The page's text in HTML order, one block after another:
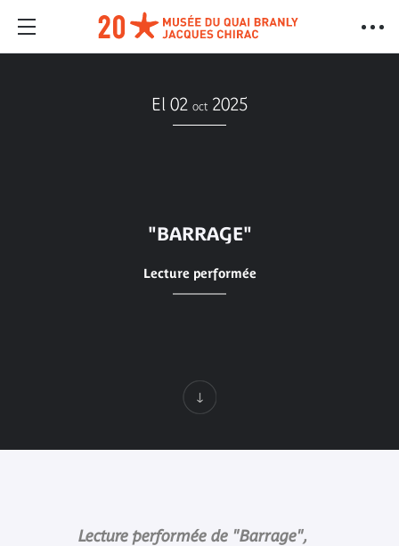
El 02 oct 2025
"BARRAGE"
Lecture performée
Lecture performée de "Barrage",